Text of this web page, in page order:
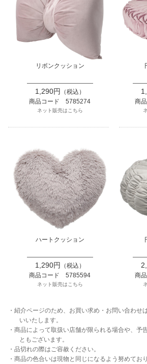
リボンクッション
1,290円
（税込）
商品コード 5785274
ネット販売はこちら
商
ハートクッション
1,290円
（税込）
商品コード 5785594
ネット販売はこちら
商
・紹介ページのため、お買い求め・お問い合わせ
いいたします。
・商品によって取扱い店舗が限られる場合や、予
ともございます。
・品切れの際はご容赦ください。
・商品の色合いは現物と同じになるよう努めてお